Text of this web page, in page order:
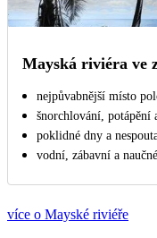
Mayská riviéra ve
nejpůvabnější místo
šnorchlování, potápění
poklidné dny a
vodní, zábavní a
více o Mayské riviéře